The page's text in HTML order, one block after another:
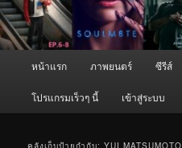
หน้าแรก ภาพยนตร์ ซีรีส์
โปรแกรมเร็วๆ นี้ เข้าสู่ระบบ